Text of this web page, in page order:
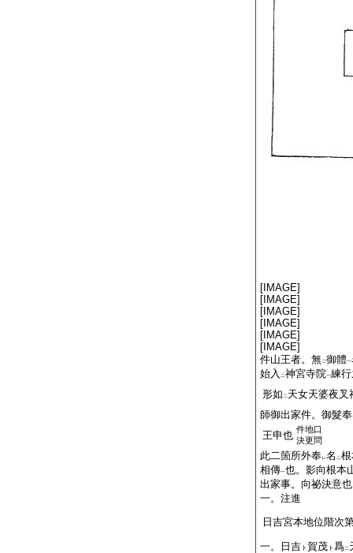
[IMAGE]
[IMAGE]
[IMAGE]
[IMAGE]
[IMAGE]
[IMAGE]
件山王者。無二御體一
始入 二神宮寺院一練
形如 二 天女天婆夜叉
師御出家件。御髮奉
王申也 件地口
決更問
此二箇所外奉レ名 二
相傳一也。影向根本
出家事。向祕決意也
一。注進
日吉宮本地位階次
一。日吉 ト 賀茂 ト 爲二